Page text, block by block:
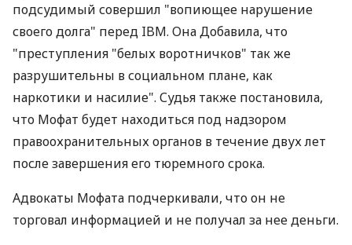
подсудимый совершил "вопиющее нарушение
своего долга" перед IBM. Она Добавила, что
"преступления "белых воротничков" так же
разрушительны в социальном плане, как
наркотики и насилие". Судья также постановила,
что Мофат будет находиться под надзором
правоохранительных органов в течение двух лет
после завершения его тюремного срока.
Адвокаты Мофата подчеркивали, что он не
торговал информацией и не получал за нее деньги.